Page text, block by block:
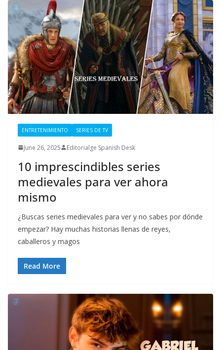
ENTRETENIMIENTO SERIES DE TV
June 26, 2025 Editorialge Spanish Desk
10 imprescindibles series
medievales para ver ahora
mismo
¿Buscas series medievales para ver y no sabes por dónde
empezar? Hay muchas historias llenas de reyes,
caballeros y magos
Read More